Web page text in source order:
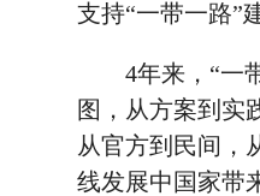
支持“一带一路”
4年来，“一带
图，从方案到实
从官方到民间，
线发展中国家带